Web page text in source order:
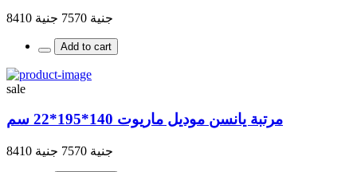
جنية 7570 جنية 8410
Add to cart
sale
مرتبة يانسن موديل ماريوت 140*195*22 سم
جنية 7570 جنية 8410